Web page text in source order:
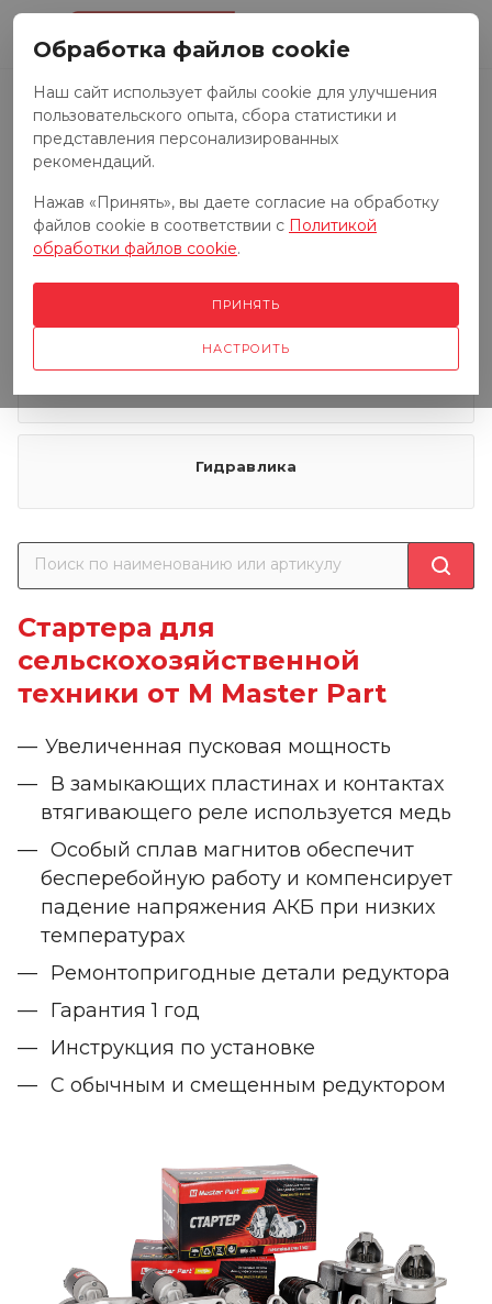
Запчасти к тракторам
Запчасти к грузовым автомобилям
Гидравлика
Стартера для
сельскохозяйственной
техники от M Master Part
Увеличенная пусковая мощность
В замыкающих пластинах и контактах
втягивающего реле используется медь
Особый сплав магнитов обеспечит
бесперебойную работу и компенсирует
падение напряжения АКБ при низких
температурах
Ремонтопригодные детали редуктора
Гарантия 1 год
Инструкция по установке
С обычным и смещенным редуктором
Обработка файлов cookie
Наш сайт использует файлы cookie для улучшения
пользовательского опыта, сбора статистики и
представления персонализированных
рекомендаций.
Нажав «Принять», вы даете согласие на обработку
файлов cookie в соответствии с Политикой
обработки файлов cookie.
НАСТРОИТЬ
ПРИНЯТЬ